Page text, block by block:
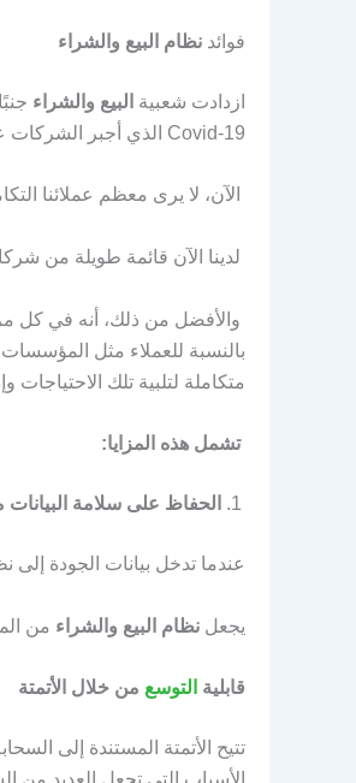
فوائد نظام البيع والشراء
ازدادت شعبية البيع والشراء
Covid-19 الذي أجبر الشركات على الابتعاد عن العمليات التي عفا عليها الزمن واعتناق الكفاءة.
الآن، لا يرى معظم عملائنا
لدينا الآن قائمة طويلة من
والأفضل من ذلك، أنه في كل
بالنسبة للعملاء مثل
متكاملة لتلبية تلك الاحتياجات
تشمل هذه المزايا:
الحفاظ على سلامة
عندما تدخل بيانات الجودة
يجعل نظام البيع والشراء من
قابلية التوسع من خلال الأتمتة